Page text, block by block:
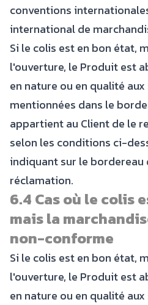
conventions
international de
Si le colis est en bon état,
l'ouverture, le Produit est
en nature ou en qualité
mentionnées dans le
appartient au Client de le
selon les conditions ci-
indiquant sur le
réclamation.
6.4 Cas où le colis
mais la
non-conforme
Si le colis est en bon état,
l'ouverture, le Produit est
en nature ou en qualité